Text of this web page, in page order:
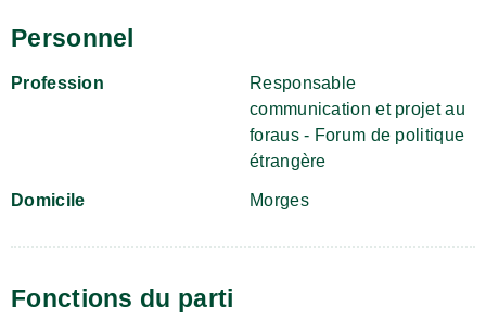
Personnel
Profession
Responsable
communication et projet au
foraus - Forum de politique
étrangère
Domicile Morges
Fonctions du parti